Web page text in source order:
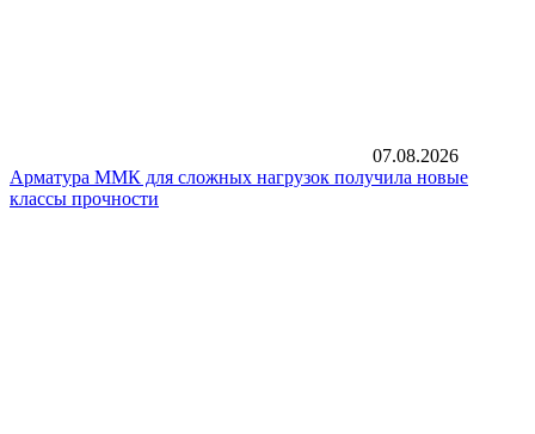
07.08.2026
Арматура ММК для сложных нагрузок получила новые
классы прочности